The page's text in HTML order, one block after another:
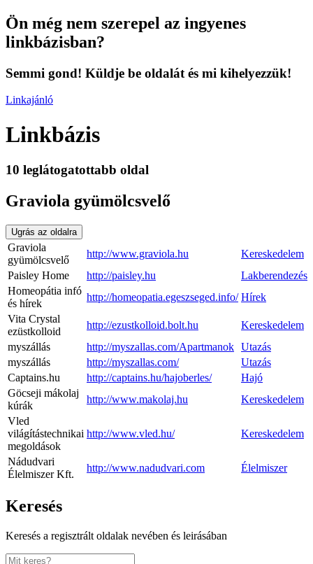
Ön még nem szerepel az ingyenes
linkbázisban?
Semmi gond! Küldje be oldalát és mi kihelyezzük!
Linkajánló
Linkbázis
10 leglátogatottabb oldal
Graviola gyümölcsvelő
Ugrás az oldalra
Graviola
gyümölcsvelő
http://www.graviola.hu
Kereskedelem
Paisley Home
http://paisley.hu
Lakberendezés
Homeopátia infó
és hírek
http://homeopatia.egeszseged.info/ Hírek
Vita Crystal
ezüstkolloid
http://ezustkolloid.bolt.hu
Kereskedelem
myszállás
http://myszallas.com/Apartmanok Utazás
myszállás
http://myszallas.com/
Utazás
Captains.hu
http://captains.hu/hajoberles/
Hajó
Göcseji mákolaj
kúrák
http://www.makolaj.hu
Kereskedelem
Vled
világítástechnikai
megoldások
http://www.vled.hu/ Kereskedelem
Nádudvari
Élelmiszer Kft.
http://www.nadudvari.com Élelmiszer
Keresés
Keresés a regisztrált oldalak nevében és leirásában